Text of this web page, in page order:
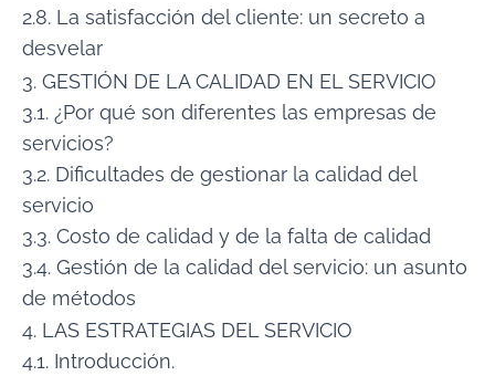
2.8. La satisfacción del cliente: un secreto a
desvelar
3. GESTIÓN DE LA CALIDAD EN EL SERVICIO
3.1. ¿Por qué son diferentes las empresas de
servicios?
3.2. Dificultades de gestionar la calidad del
servicio
3.3. Costo de calidad y de la falta de calidad
3.4. Gestión de la calidad del servicio: un asunto
de métodos
4. LAS ESTRATEGIAS DEL SERVICIO
4.1. Introducción.